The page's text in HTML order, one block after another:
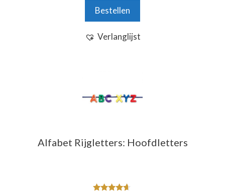
5Bestellen
Verlanglijst
Alfabet Rijgletters: Hoofdletters